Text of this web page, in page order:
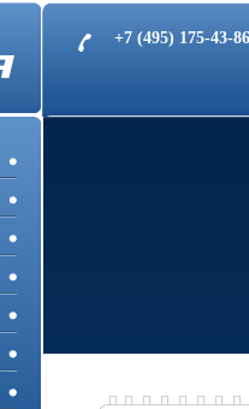
+7 (495) 175-43-